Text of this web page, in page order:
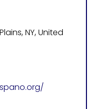
NY, United